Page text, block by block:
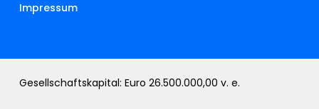
Impressum
Gesellschaftskapital: Euro 26.500.000,00 v. e.